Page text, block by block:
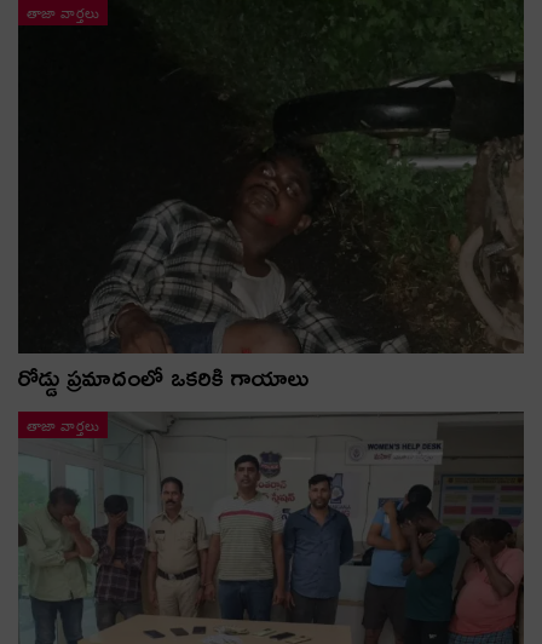
తాజా వార్తలు
రోడ్డు ప్రమాదంలో ఒకరికి గాయాలు
తాజా వార్తలు